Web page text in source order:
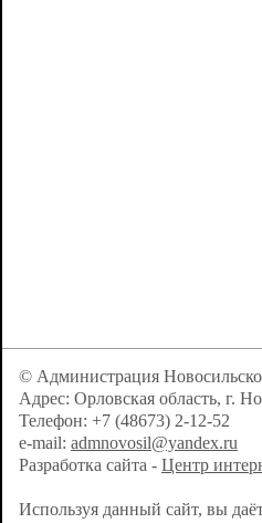
© Администрация
Адрес: Орловская область, г.
Телефон: +7 (48673) 2-12-52
e-mail: admnovosil@yandex.ru
Разработка сайта - Центр
Используя данный сайт, вы